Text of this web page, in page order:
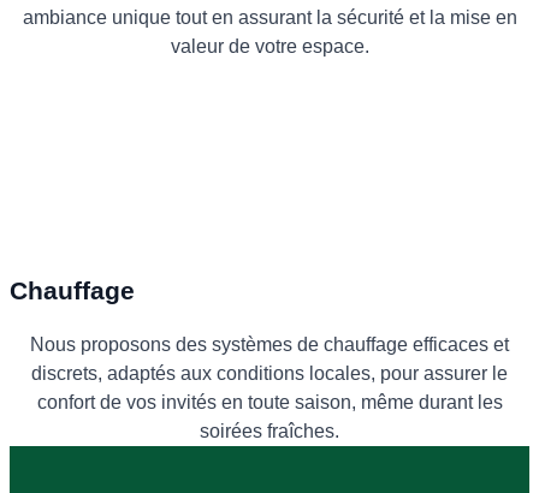
ambiance unique tout en assurant la sécurité et la mise en
valeur de votre espace.
Chauffage
Nous proposons des systèmes de chauffage efficaces et
discrets, adaptés aux conditions locales, pour assurer le
confort de vos invités en toute saison, même durant les
soirées fraîches.